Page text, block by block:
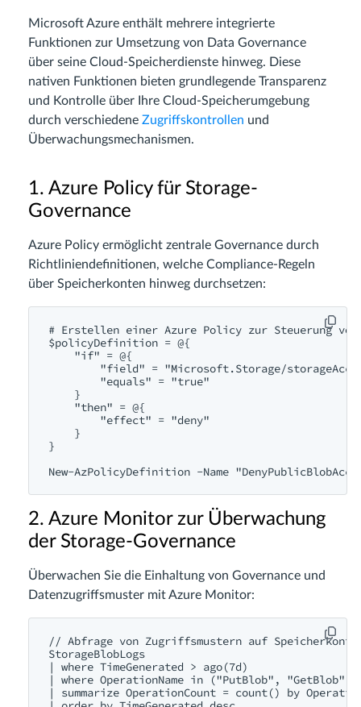
Microsoft Azure enthält mehrere integrierte
Funktionen zur Umsetzung von Data Governance
über seine Cloud-Speicherdienste hinweg. Diese
nativen Funktionen bieten grundlegende Transparenz
und Kontrolle über Ihre Cloud-Speicherumgebung
durch verschiedene Zugriffskontrollen und
Überwachungsmechanismen.
1. Azure Policy für Storage-
Governance
Azure Policy ermöglicht zentrale Governance durch
Richtliniendefinitionen, welche Compliance-Regeln
über Speicherkonten hinweg durchsetzen:
# Erstellen einer Azure Policy zur Steuerung von
$policyDefinition = @{
    "if" = @{
"field" = "Microsoft.Storage/
        "equals" = "true"
    }
    "then" = @{
        "effect" = "deny"
    }
}
2. Azure Monitor zur Überwachung
der Storage-Governance
Überwachen Sie die Einhaltung von Governance und
Datenzugriffsmuster mit Azure Monitor:
// Abfrage von Zugriffsmustern auf Speicherkonten
StorageBlobLogs
| where TimeGenerated > ago(7d)
| where OperationName in ("PutBlob", "GetBlob",
| summarize OperationCount = count() by